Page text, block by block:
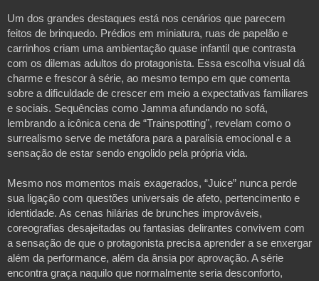
Um dos grandes destaques está nos cenários que parecem
feitos de brinquedo. Prédios em miniatura, ruas de papelão e
carrinhos criam uma ambientação quase infantil que contrasta
com os dilemas adultos do protagonista. Essa escolha visual dá
charme e frescor à série, ao mesmo tempo em que comenta
sobre a dificuldade de crescer em meio a expectativas familiares
e sociais. Sequências como Jamma afundando no sofá,
lembrando a icônica cena de “Trainspotting", revelam como o
surrealismo serve de metáfora para a paralisia emocional e a
sensação de estar sendo engolido pela própria vida.
Mesmo nos momentos mais exagerados, “Juice” nunca perde
sua ligação com questões universais de afeto, pertencimento e
identidade. As cenas hilárias de brunches improváveis,
coreografias desajeitadas ou fantasias delirantes convivem com
a sensação de que o protagonista precisa aprender a se enxergar
além da performance, além da ânsia por aprovação. A série
encontra graça naquilo que normalmente seria desconforto,